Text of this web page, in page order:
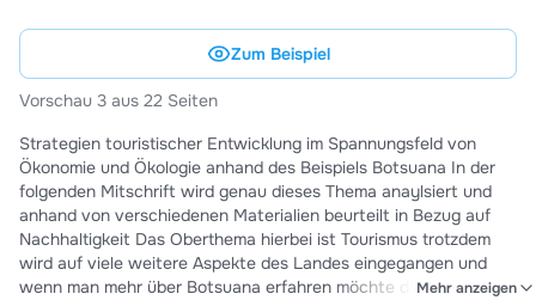
Zum Beispiel
Vorschau 3 aus 22 Seiten
Strategien touristischer Entwicklung im Spannungsfeld von
Ökonomie und Ökologie anhand des Beispiels Botsuana In der
folgenden Mitschrift wird genau dieses Thema anaylsiert und
anhand von verschiedenen Materialien beurteilt in Bezug auf
Nachhaltigkeit Das Oberthema hierbei ist Tourismus trotzdem
wird auf viele weitere Aspekte des Landes eingegangen und
wenn man mehr über Botsuana erfahren möchte dann ist das
Mehr anzeigen